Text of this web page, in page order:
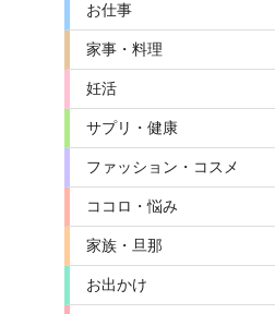
お仕事
家事・料理
妊活
サプリ・健康
ファッション・コスメ
ココロ・悩み
家族・旦那
お出かけ